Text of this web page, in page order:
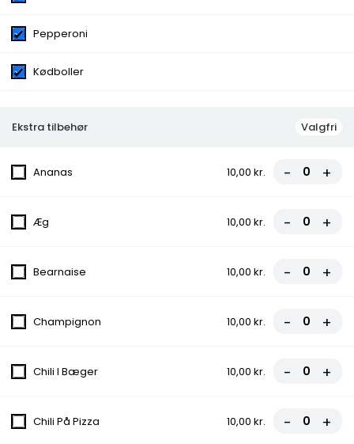
Menuer
Menu 2 - Hj. Classic Mega
Burger
Menu 3 - Hjm. Durum
135,00 kr.
Pepperoni
Kødboller
Ekstra tilbehør Valgfri
Ananas 10,00 kr. - +
Æg 10,00 kr. - +
Bearnaise 10,00 kr. - +
Champignon 10,00 kr. - +
Chili I Bæger 10,00 kr. - +
Chili På Pizza 10,00 kr. - +